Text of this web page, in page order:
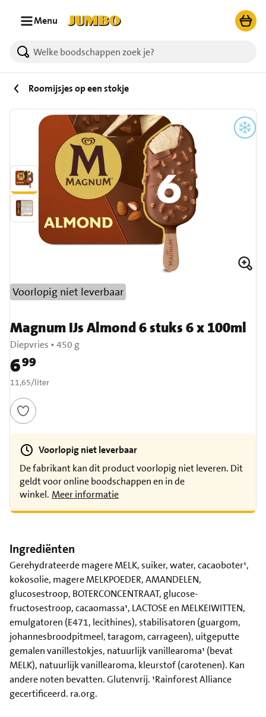
Menu
Roomijsjes op een stokje
Magnum IJs Almond 6 stuks 6 x 100ml
Diepvries •450 g
Prijs: € 6,99
699
€ 11,65 per liter
11,65/liter
Voorlopig niet leverbaar
Voorlopig niet leverbaar
De fabrikant kan dit product voorlopig niet leveren. Dit
geldt voor online boodschappen en in de
winkel. Meer informatie
Ingrediënten
Gerehydrateerde magere MELK, suiker, water, cacaoboter¹,
kokosolie, magere MELKPOEDER, AMANDELEN,
glucosestroop, BOTERCONCENTRAAT, glucose-
fructosestroop, cacaomassa¹, LACTOSE en MELKEIWITTEN,
emulgatoren (E471, lecithines), stabilisatoren (guargom,
johannesbroodpitmeel, taragom, carrageen), uitgeputte
gemalen vanillestokjes, natuurlijk vanillearoma¹ (bevat
MELK), natuurlijk vanillearoma, kleurstof (carotenen). Kan
andere noten bevatten. Glutenvrij. ¹Rainforest Alliance
gecertificeerd. ra.org.